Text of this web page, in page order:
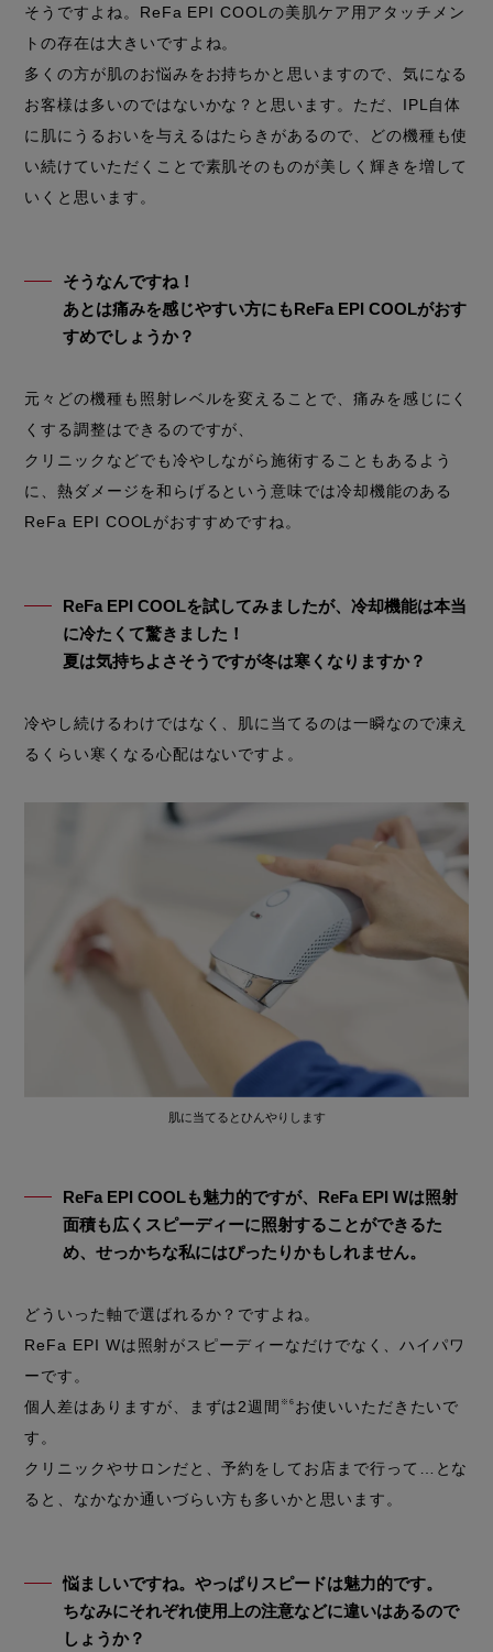
そうですよね。ReFa EPI COOLの美肌ケア用アタッチメン
トの存在は大きいですよね。
多くの方が肌のお悩みをお持ちかと思いますので、気になる
お客様は多いのではないかな？と思います。ただ、IPL自体
に肌にうるおいを与えるはたらきがあるので、どの機種も使
い続けていただくことで素肌そのものが美しく輝きを増して
いくと思います。
そうなんですね！
あとは痛みを感じやすい方にもReFa EPI COOLがおす
すめでしょうか？
元々どの機種も照射レベルを変えることで、痛みを感じにく
くする調整はできるのですが、
クリニックなどでも冷やしながら施術することもあるよう
に、熱ダメージを和らげるという意味では冷却機能のある
ReFa EPI COOLがおすすめですね。
ReFa EPI COOLを試してみましたが、冷却機能は本当
に冷たくて驚きました！
夏は気持ちよさそうですが冬は寒くなりますか？
冷やし続けるわけではなく、肌に当てるのは一瞬なので凍え
るくらい寒くなる心配はないですよ。
肌に当てるとひんやりします
ReFa EPI COOLも魅力的ですが、ReFa EPI Wは照射
面積も広くスピーディーに照射することができるた
め、せっかちな私にはぴったりかもしれません。
どういった軸で選ばれるか？ですよね。
ReFa EPI Wは照射がスピーディーなだけでなく、ハイパワ
ーです。
個人差はありますが、まずは2週間 ※6 お使いいただきたいで
す。
クリニックやサロンだと、予約をしてお店まで行って…とな
ると、なかなか通いづらい方も多いかと思います。
悩ましいですね。やっぱりスピードは魅力的です。
ちなみにそれぞれ使用上の注意などに違いはあるので
しょうか？